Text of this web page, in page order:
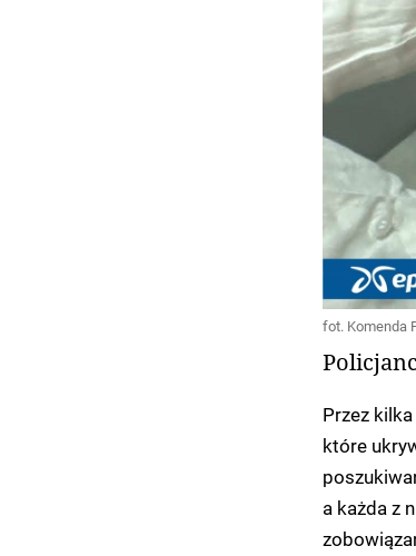
fot. Komenda
Przez
które
a każda z